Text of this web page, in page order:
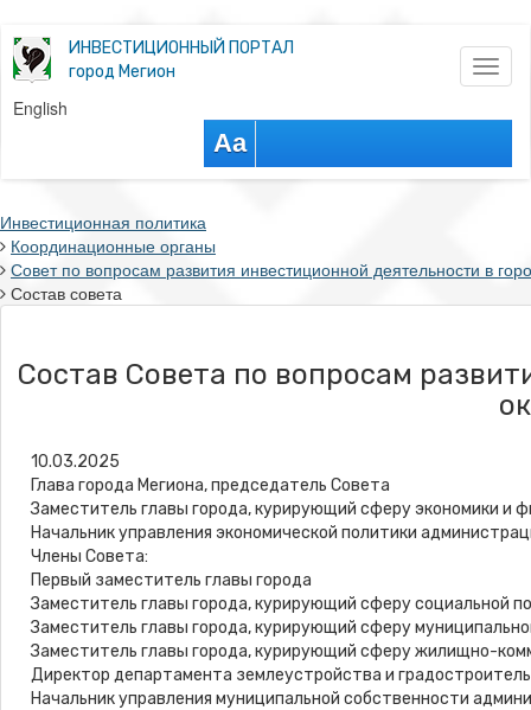
ИНВЕСТИЦИОННЫЙ ПОРТАЛ
город Мегион
English
Aa
Инвестиционная политика
Координационные органы
Совет по вопросам развития инвестиционной деятельности в
Состав совета
Состав Совета по вопросам
10.03.2025
Глава города Мегиона, председатель Совета
Заместитель главы города, курирующий сферу
Начальник управления экономической политики
Члены Совета:
Первый заместитель главы города
Заместитель главы города, курирующий сферу социальной
Заместитель главы города, курирующий сферу
Заместитель главы города, курирующий сферу жилищно-
Директор департамента землеустройства и
Начальник управления муниципальной собственности